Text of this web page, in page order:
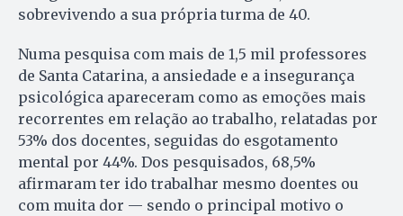
sobrevivendo a sua própria turma de 40.
Numa pesquisa com mais de 1,5 mil professores
de Santa Catarina, a ansiedade e a insegurança
psicológica apareceram como as emoções mais
recorrentes em relação ao trabalho, relatadas por
53% dos docentes, seguidas do esgotamento
mental por 44%. Dos pesquisados, 68,5%
afirmaram ter ido trabalhar mesmo doentes ou
com muita dor — sendo o principal motivo o